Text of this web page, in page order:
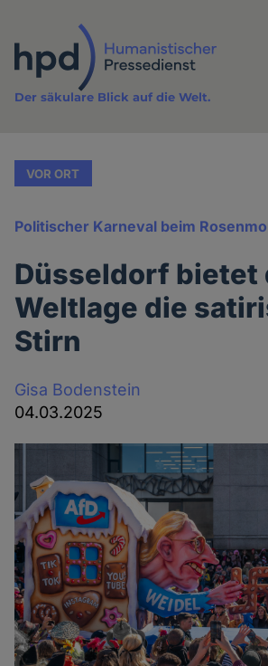
Inhalt
Der säkulare Blick auf die Welt.
VOR ORT
Politischer Karneval beim
Düsseldorf bietet
Weltlage die
Stirn
Gisa Bodenstein
04.03.2025